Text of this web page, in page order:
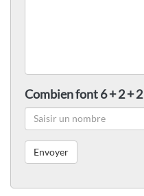
Combien font 6 + 2 + 2